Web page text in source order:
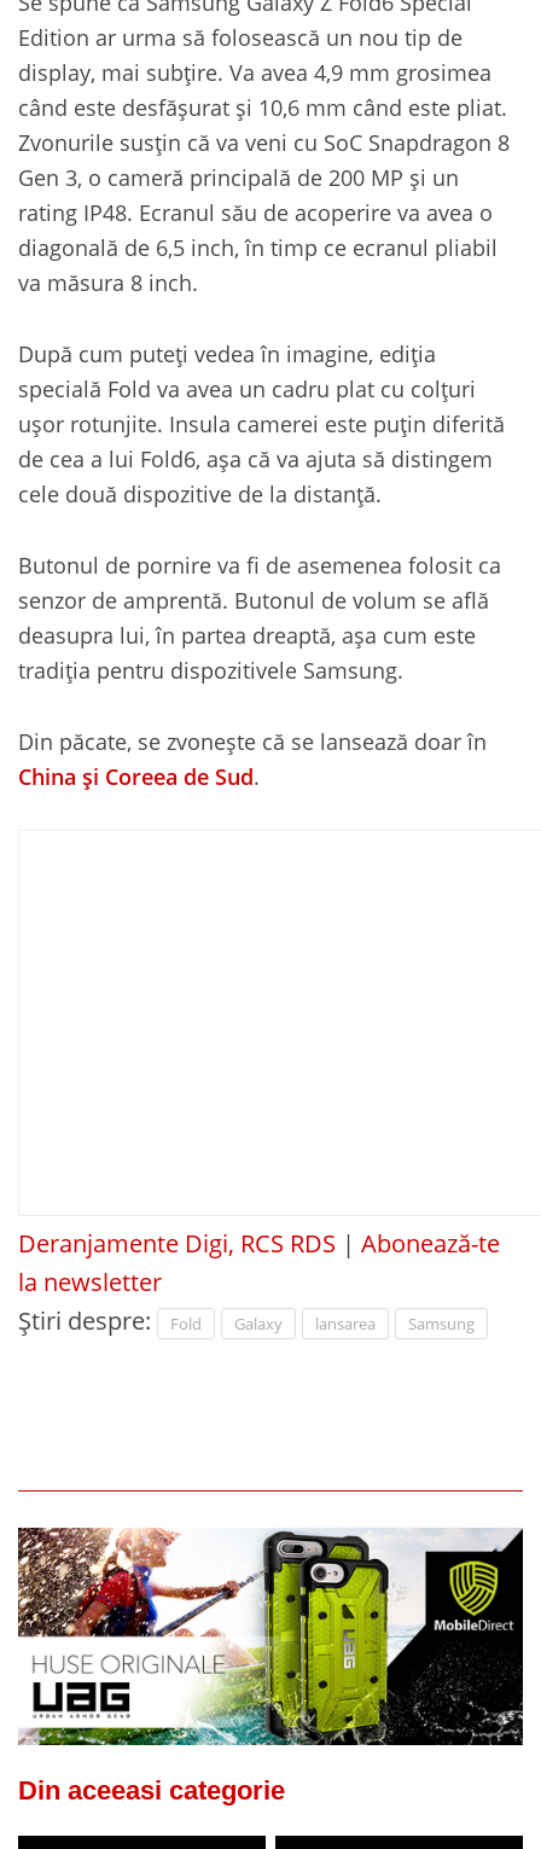
Edition ar urma să folosească un nou tip de
display, mai subțire. Va avea 4,9 mm grosimea
când este desfășurat și 10,6 mm când este pliat.
Zvonurile susțin că va veni cu SoC Snapdragon 8
Gen 3, o cameră principală de 200 MP și un
rating IP48. Ecranul său de acoperire va avea o
diagonală de 6,5 inch, în timp ce ecranul pliabil
va măsura 8 inch.
După cum puteți vedea în imagine, ediția
specială Fold va avea un cadru plat cu colțuri
ușor rotunjite. Insula camerei este puțin diferită
de cea a lui Fold6, așa că va ajuta să distingem
cele două dispozitive de la distanță.
Butonul de pornire va fi de asemenea folosit ca
senzor de amprentă. Butonul de volum se află
deasupra lui, în partea dreaptă, așa cum este
tradiția pentru dispozitivele Samsung.
Din păcate, se zvonește că se lansează doar în
China și Coreea de Sud.
Deranjamente Digi, RCS RDS | Abonează-te
la newsletter
Știri despre:
Fold Galaxy lansarea Samsung
Din aceeasi categorie